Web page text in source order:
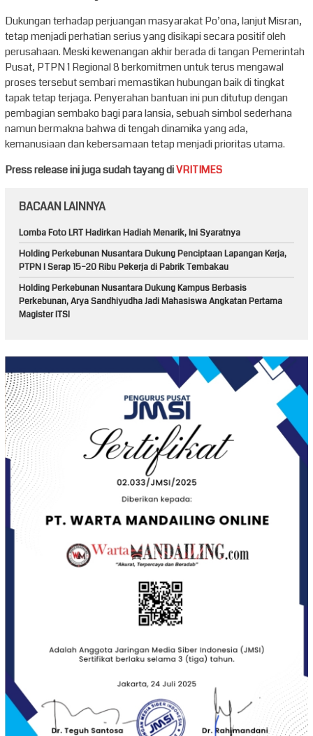
Dukungan terhadap perjuangan masyarakat Po’ona, lanjut Misran,
tetap menjadi perhatian serius yang disikapi secara positif oleh
perusahaan. Meski kewenangan akhir berada di tangan Pemerintah
Pusat, PTPN 1 Regional 8 berkomitmen untuk terus mengawal
proses tersebut sembari memastikan hubungan baik di tingkat
tapak tetap terjaga. Penyerahan bantuan ini pun ditutup dengan
pembagian sembako bagi para lansia, sebuah simbol sederhana
namun bermakna bahwa di tengah dinamika yang ada,
kemanusiaan dan kebersamaan tetap menjadi prioritas utama.
Press release ini juga sudah tayang diVRITIMES
BACAAN LAINNYA
Lomba Foto LRT Hadirkan Hadiah Menarik, Ini Syaratnya
Holding Perkebunan Nusantara Dukung Penciptaan Lapangan Kerja,
PTPN I Serap 15–20 Ribu Pekerja di Pabrik Tembakau
Holding Perkebunan Nusantara Dukung Kampus Berbasis
Perkebunan, Arya Sandhiyudha Jadi Mahasiswa Angkatan Pertama
Magister ITSI